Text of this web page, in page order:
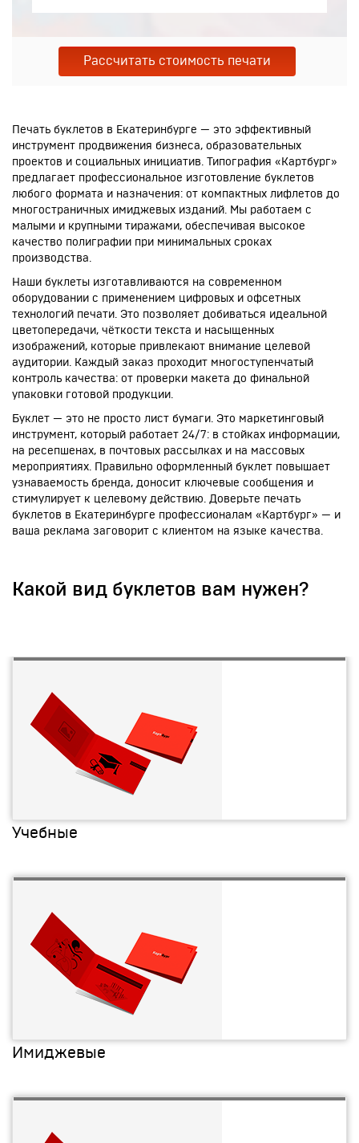
Рассчитать стоимость печати
Печать буклетов в Екатеринбурге — это эффективный
инструмент продвижения бизнеса, образовательных
проектов и социальных инициатив. Типография «Картбург»
предлагает профессиональное изготовление буклетов
любого формата и назначения: от компактных лифлетов до
многостраничных имиджевых изданий. Мы работаем с
малыми и крупными тиражами, обеспечивая высокое
качество полиграфии при минимальных сроках
производства.
Наши буклеты изготавливаются на современном
оборудовании с применением цифровых и офсетных
технологий печати. Это позволяет добиваться идеальной
цветопередачи, чёткости текста и насыщенных
изображений, которые привлекают внимание целевой
аудитории. Каждый заказ проходит многоступенчатый
контроль качества: от проверки макета до финальной
упаковки готовой продукции.
Буклет — это не просто лист бумаги. Это маркетинговый
инструмент, который работает 24/7: в стойках информации,
на ресепшенах, в почтовых рассылках и на массовых
мероприятиях. Правильно оформленный буклет повышает
узнаваемость бренда, доносит ключевые сообщения и
стимулирует к целевому действию. Доверьте печать
буклетов в Екатеринбурге профессионалам «Картбург» — и
ваша реклама заговорит с клиентом на языке качества.
Какой вид буклетов вам нужен?
Учебные
Имиджевые